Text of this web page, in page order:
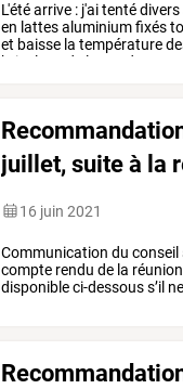
L'étéarrive : j'aitentédivers
en lattesaluminiumfixés
et baisse la température
bricolage
de la de
juillet, suite à la
16 juin 2021
Communication du conseil
compte rendu de la réunion
disponibleci-dessouss’il ne